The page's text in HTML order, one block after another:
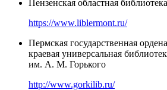
Пензенская областная
https://www.liblermont.ru/
Пермская государственная
краевая универсальная
им. А. М. Горького
http://www.gorkilib.ru/